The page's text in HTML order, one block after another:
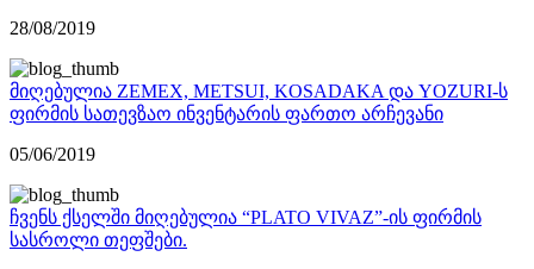
28/08/2019
მიღებულია ZEMEX, METSUI, KOSADAKA და YOZURI-ს
ფირმის სათევზაო ინვენტარის ფართო არჩევანი
05/06/2019
ჩვენს ქსელში მიღებულია “PLATO VIVAZ”-ის ფირმის
სასროლი თეფშები.